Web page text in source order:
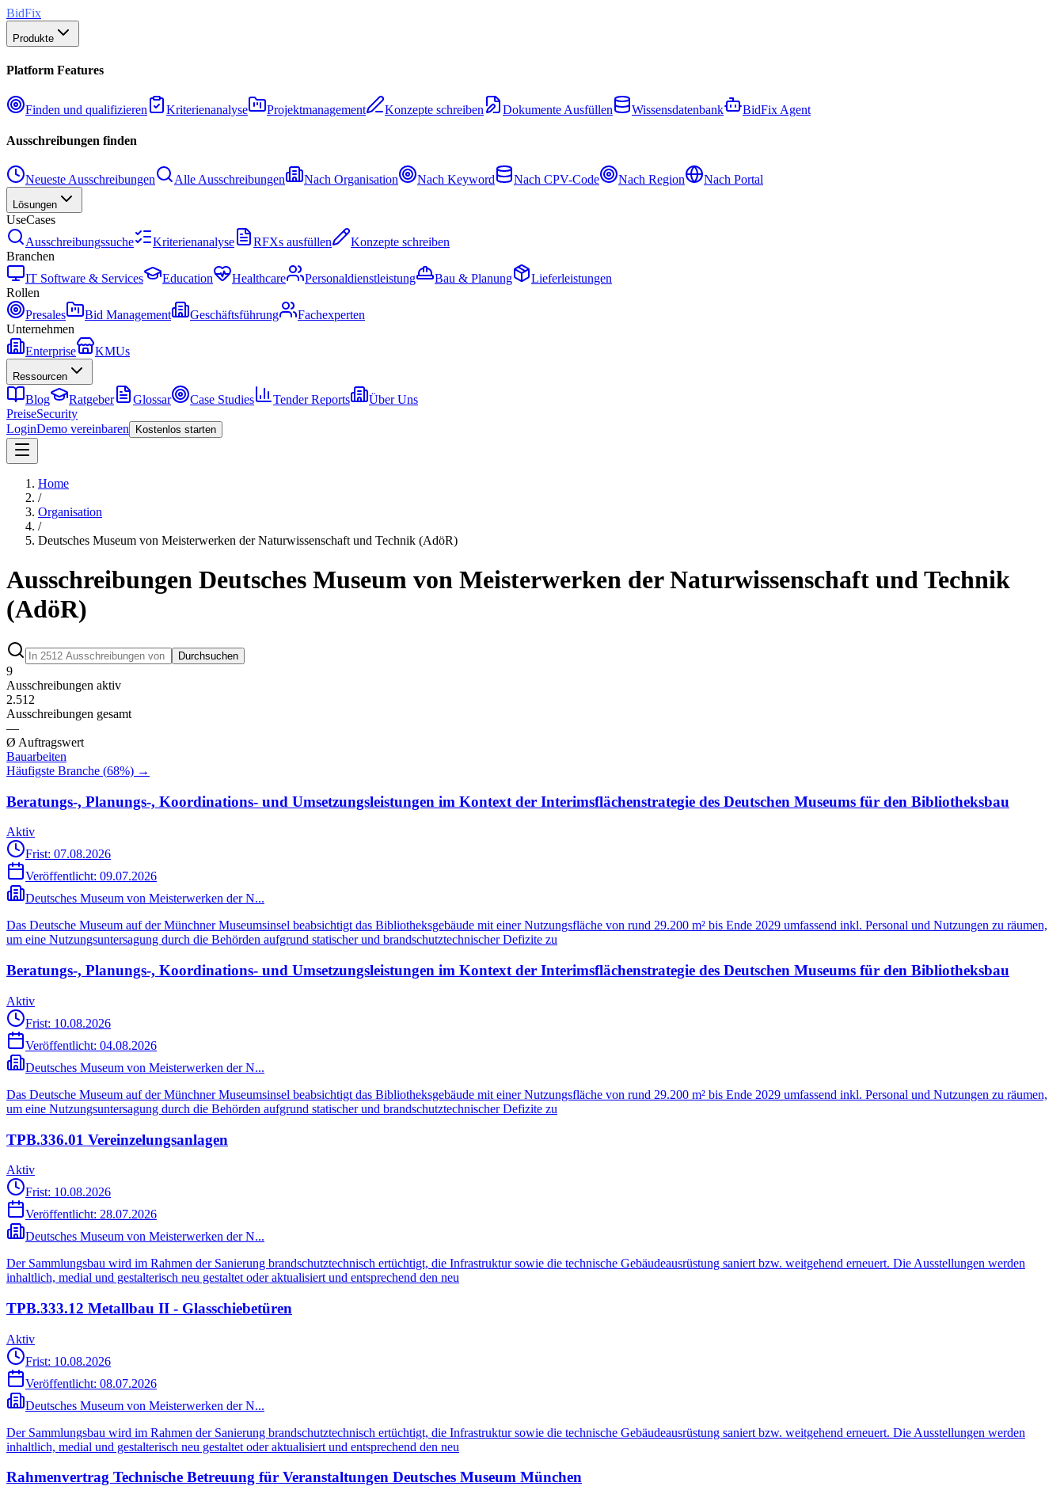
BidFix
Produkte
Platform Features
Finden und qualifizieren Kriterienanalyse Projektmanagement Konzepte schreiben Dokumente Ausfüllen Wissensdatenbank BidFix Agent
Ausschreibungen finden
Neueste Ausschreibungen Alle Ausschreibungen Nach Organisation Nach Keyword Nach CPV-Code Nach Region Nach Portal
Lösungen
UseCases
Ausschreibungssuche
Kriterienanalyse RFXs ausfüllen
Konzepte schreiben
Branchen
IT Software & Services
Education Healthcare Personaldienstleistung Bau & Planung
Lieferleistungen
Rollen
Presales
Bid Management Geschäftsführung
Fachexperten
Unternehmen
Enterprise
KMUs
Ressourcen
Blog Ratgeber Glossar Case Studies Tender Reports
Über Uns
PreiseSecurity
LoginDemo vereinbaren Kostenlos starten
Home
/
Organisation
/
Deutsches Museum von Meisterwerken der Naturwissenschaft und Technik (AdöR)
Ausschreibungen Deutsches Museum von Meisterwerken der Naturwissenschaft und Technik
(AdöR)
Durchsuchen
9
Ausschreibungen aktiv
2.512
Ausschreibungen gesamt
—
Ø Auftragswert
Bauarbeiten
Häufigste Branche (68%) →
Beratungs-, Planungs-, Koordinations- und Umsetzungsleistungen im Kontext der Interimsflächenstrategie des Deutschen Museums für den Bibliotheksbau
Aktiv
Frist: 07.08.2026
Veröffentlicht: 09.07.2026
Deutsches Museum von Meisterwerken der N...
Das Deutsche Museum auf der Münchner Museumsinsel beabsichtigt das Bibliotheksgebäude mit einer Nutzungsfläche von rund 29.200 m² bis Ende 2029 umfassend inkl. Personal und Nutzungen zu räumen,
um eine Nutzungsuntersagung durch die Behörden aufgrund statischer und brandschutztechnischer Defizite zu
Beratungs-, Planungs-, Koordinations- und Umsetzungsleistungen im Kontext der Interimsflächenstrategie des Deutschen Museums für den Bibliotheksbau
Aktiv
Frist: 10.08.2026
Veröffentlicht: 04.08.2026
Deutsches Museum von Meisterwerken der N...
Das Deutsche Museum auf der Münchner Museumsinsel beabsichtigt das Bibliotheksgebäude mit einer Nutzungsfläche von rund 29.200 m² bis Ende 2029 umfassend inkl. Personal und Nutzungen zu räumen,
um eine Nutzungsuntersagung durch die Behörden aufgrund statischer und brandschutztechnischer Defizite zu
TPB.336.01 Vereinzelungsanlagen
Aktiv
Frist: 10.08.2026
Veröffentlicht: 28.07.2026
Deutsches Museum von Meisterwerken der N...
Der Sammlungsbau wird im Rahmen der Sanierung brandschutztechnisch ertüchtigt, die Infrastruktur sowie die technische Gebäudeausrüstung saniert bzw. weitgehend erneuert. Die Ausstellungen werden
inhaltlich, medial und gestalterisch neu gestaltet oder aktualisiert und entsprechend den neu
TPB.333.12 Metallbau II - Glasschiebetüren
Aktiv
Frist: 10.08.2026
Veröffentlicht: 08.07.2026
Deutsches Museum von Meisterwerken der N...
Der Sammlungsbau wird im Rahmen der Sanierung brandschutztechnisch ertüchtigt, die Infrastruktur sowie die technische Gebäudeausrüstung saniert bzw. weitgehend erneuert. Die Ausstellungen werden
inhaltlich, medial und gestalterisch neu gestaltet oder aktualisiert und entsprechend den neu
Rahmenvertrag Technische Betreuung für Veranstaltungen Deutsches Museum München